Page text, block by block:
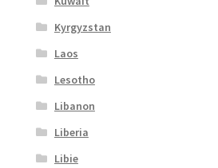
Kyrgyzstan
Laos
Lesotho
Libanon
Liberia
Libie